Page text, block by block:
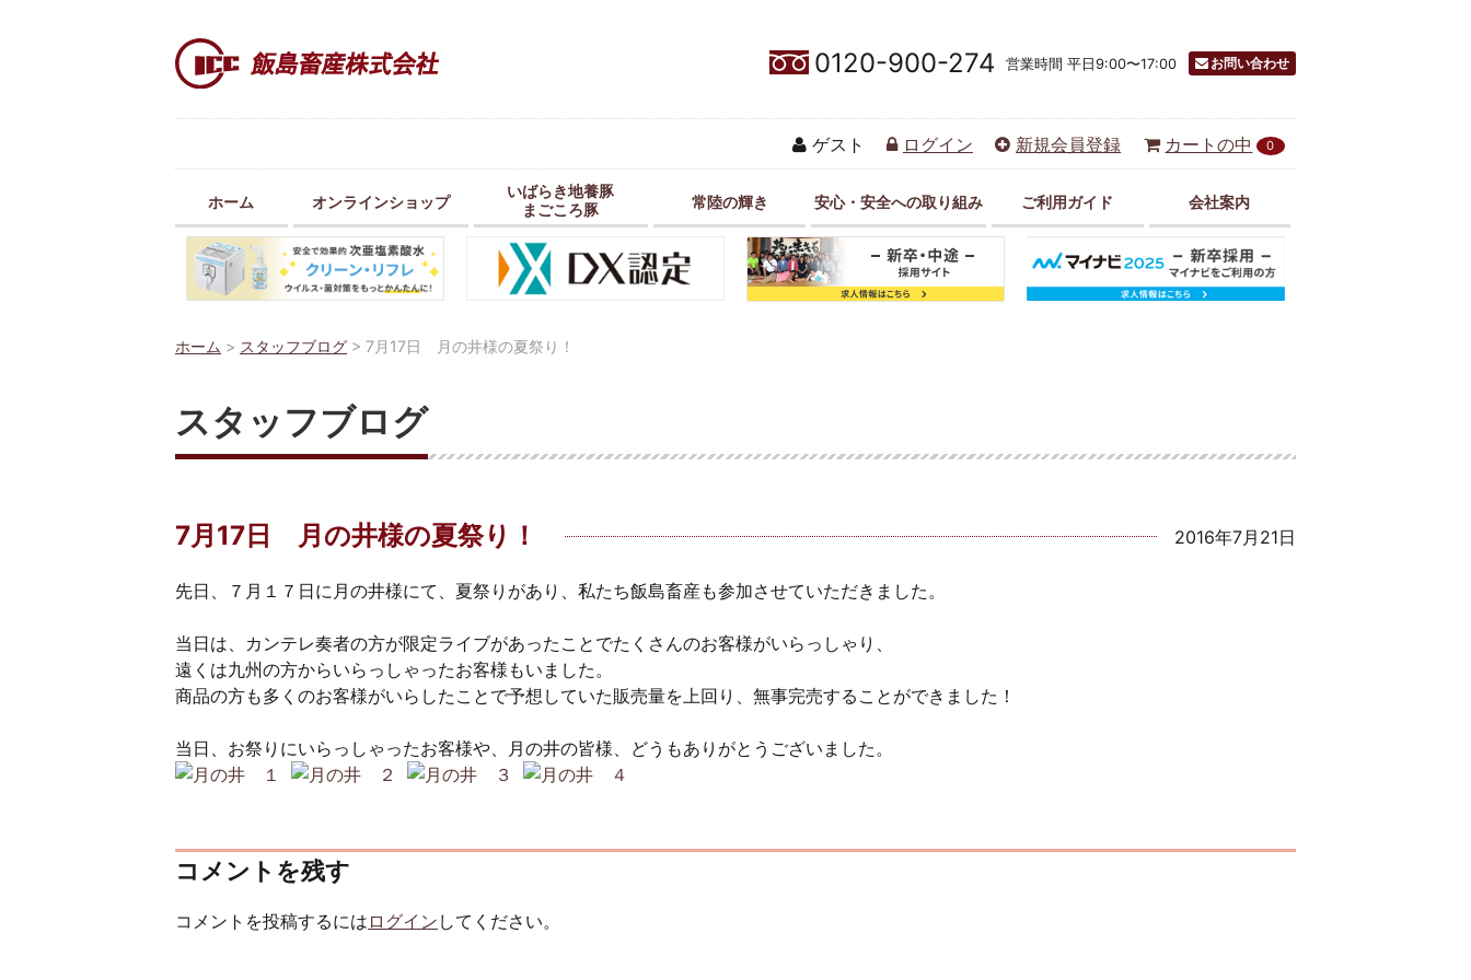
0120-900-274 営業時間 平日9:00〜17:00 お問い合わせ
ゲスト ログイン 新規会員登録 カートの中 0
ホーム オンラインショップ
いばらき地養豚
まごころ豚
常陸の輝き 安心・安全への取り組み ご利用ガイド 会社案内
ホーム > スタッフブログ > 7月17日 月の井様の夏祭り！
スタッフブログ
7月17日 月の井様の夏祭り！ 2016年7月21日
先日、７月１７日に月の井様にて、夏祭りがあり、私たち飯島畜産も参加させていただきました。
当日は、カンテレ奏者の方が限定ライブがあったことでたくさんのお客様がいらっしゃり、
遠くは九州の方からいらっしゃったお客様もいました。
商品の方も多くのお客様がいらしたことで予想していた販売量を上回り、無事完売することができました！
当日、お祭りにいらっしゃったお客様や、月の井の皆様、どうもありがとうございました。
コメントを残す
コメントを投稿するには ログイン してください。